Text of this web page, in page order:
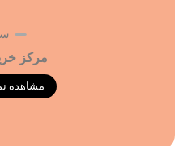
مرکز
مشاهده